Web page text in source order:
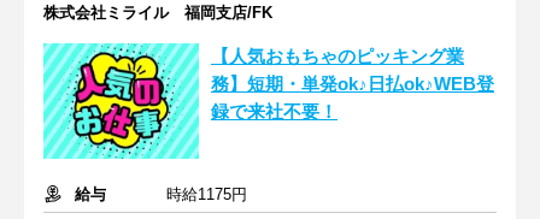
株式会社ミライル 福岡支店/FK
【人気おもちゃのピッキング業
務】短期・単発ok♪日払ok♪WEB登
録で来社不要！
給与
時給1175円